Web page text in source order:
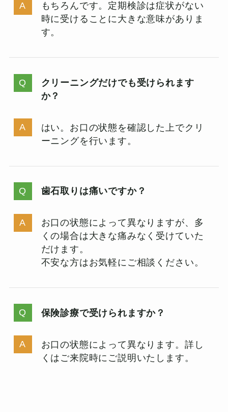
もちろんです。定期検診は症状がない
時に受けることに大きな意味がありま
す。
クリーニングだけでも受けられます
か？
はい。お口の状態を確認した上でクリ
ーニングを行います。
歯石取りは痛いですか？
お口の状態によって異なりますが、多
くの場合は大きな痛みなく受けていた
だけます。
不安な方はお気軽にご相談ください。
保険診療で受けられますか？
お口の状態によって異なります。詳し
くはご来院時にご説明いたします。